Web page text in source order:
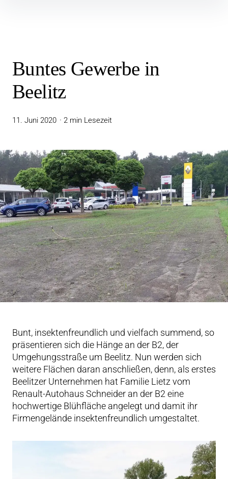
Buntes Gewerbe in
Beelitz
11. Juni 2020 2 min Lesezeit
Bunt, insektenfreundlich und vielfach summend, so
präsentieren sich die Hänge an der B2, der
Umgehungsstraße um Beelitz. Nun werden sich
weitere Flächen daran anschließen, denn, als erstes
Beelitzer Unternehmen hat Familie Lietz vom
Renault-Autohaus Schneider an der B2 eine
hochwertige Blühfläche angelegt und damit ihr
Firmengelände insektenfreundlich umgestaltet.